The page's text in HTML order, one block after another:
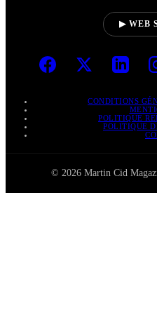
▶ WEB
CONDITIONS
POLITIQUE
POLITIQUE
© 2026 Martin Cid